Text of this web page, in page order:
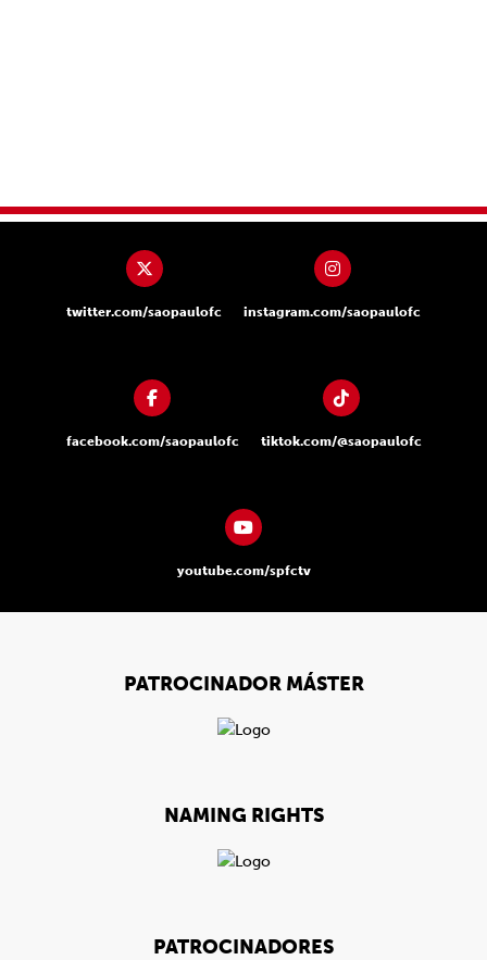
twitter.com/saopaulofc instagram.com/saopaulofc
facebook.com/saopaulofc tiktok.com/@saopaulofc
youtube.com/spfctv
PATROCINADOR MÁSTER
NAMING RIGHTS
PATROCINADORES